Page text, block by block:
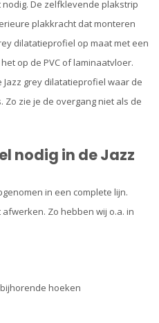
De zelfklevende plakstrip
plakkracht dat monteren
dilatatieprofiel op maat met een
op de PVC of laminaatvloer.
Jazz grey dilatatieprofiel waar de
Zo zie je de overgang niet als de
nodig in de Jazz
in een complete lijn.
Zo hebben wij o.a. in
hoeken